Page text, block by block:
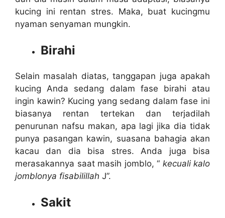
kucing ini rentan stres. Maka, buat kucingmu
nyaman senyaman mungkin.
Birahi
Selain masalah diatas, tanggapan juga apakah
kucing Anda sedang dalam fase birahi atau
ingin kawin? Kucing yang sedang dalam fase ini
biasanya rentan tertekan dan terjadilah
penurunan nafsu makan, apa lagi jika dia tidak
punya pasangan kawin, suasana bahagia akan
kacau dan dia bisa stres. Anda juga bisa
merasakannya saat masih jomblo, “ kecuali kalo
jomblonya fisabilillah J”.
Sakit